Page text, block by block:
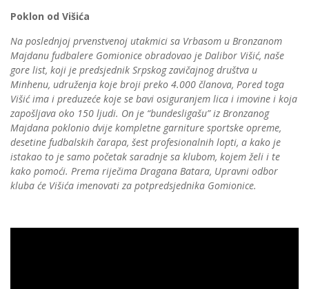
Poklon od Višića
Na poslednjoj prvenstvenoj utakmici sa Vrbasom u Bronzanom
Majdanu fudbalere Gomionice obradovao je Dalibor Višić, naše
gore list, koji je predsjednik Srpskog zavičajnog društva u
Minhenu, udruženja koje broji preko 4.000 članova, Pored toga
Višić ima i preduzeće koje se bavi osiguranjem lica i imovine i koja
zapošljava oko 150 ljudi. On je “bundesligašu” iz Bronzanog
Majdana poklonio dvije kompletne garniture sportske opreme,
desetine fudbalskih čarapa, šest profesionalnih lopti, a kako je
istakao to je samo početak saradnje sa klubom, kojem želi i te
kako pomoći. Prema riječima Dragana Batara, Upravni odbor
kluba će Višića imenovati za potpredsjednika Gomionice.